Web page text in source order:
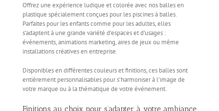
Offrez une expérience ludique et colorée avec nos balles en
plastique spécialement conçues pour les piscines à balles.
Parfaites pour les enfants comme pour les adultes, elles
s’adaptent à une grande variété d’espaces et d’usages :
événements, animations marketing, aires de jeux ou même
installations créatives en entreprise.
Disponibles en différentes couleurs et finitions, ces balles sont
entièrement personnalisables pour s’harmoniser à l’image de
votre marque ou à la thématique de votre événement.
Finitions au choix pour s’adapter à votre ambiance